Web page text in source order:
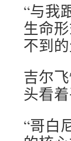
“与我
生命
不到
吉尔
头看
“哥白